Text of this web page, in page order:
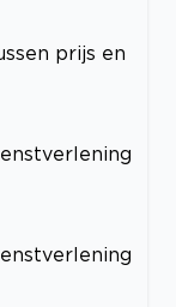
prijs en